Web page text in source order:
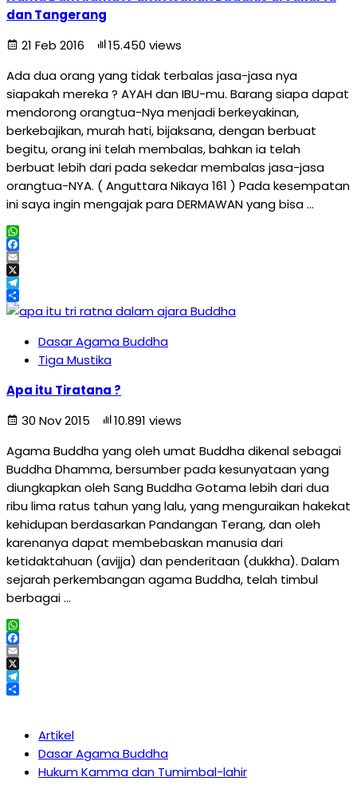
dan Tangerang
21 Feb 2016
15.450 views
Ada dua orang yang tidak terbalas jasa-jasa nya
siapakah mereka ? AYAH dan IBU-mu. Barang siapa dapat
mendorong orangtua-Nya menjadi berkeyakinan,
berkebajikan, murah hati, bijaksana, dengan berbuat
begitu, orang ini telah membalas, bahkan ia telah
berbuat lebih dari pada sekedar membalas jasa-jasa
orangtua-NYA. ( Anguttara Nikaya 161 ) Pada kesempatan
ini saya ingin mengajak para DERMAWAN yang bisa …
WhatsApp
Facebook
Email
X
Telegram
Share
Dasar Agama Buddha
Tiga Mustika
Apa itu Tiratana ?
30 Nov 2015
10.891 views
Agama Buddha yang oleh umat Buddha dikenal sebagai
Buddha Dhamma, bersumber pada kesunyataan yang
diungkapkan oleh Sang Buddha Gotama lebih dari dua
ribu lima ratus tahun yang lalu, yang menguraikan hakekat
kehidupan berdasarkan Pandangan Terang, dan oleh
karenanya dapat membebaskan manusia dari
ketidaktahuan (avijja) dan penderitaan (dukkha). Dalam
sejarah perkembangan agama Buddha, telah timbul
berbagai …
WhatsApp
Facebook
Email
X
Telegram
Artikel
Dasar Agama Buddha
Hukum Kamma dan Tumimbal-lahir